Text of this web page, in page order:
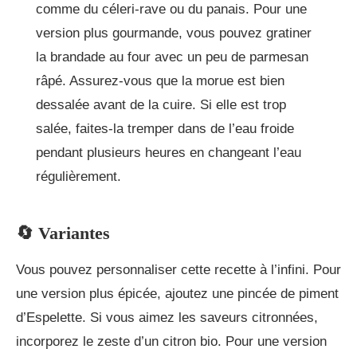
comme du céleri-rave ou du panais. Pour une
version plus gourmande, vous pouvez gratiner
la brandade au four avec un peu de parmesan
râpé. Assurez-vous que la morue est bien
dessalée avant de la cuire. Si elle est trop
salée, faites-la tremper dans de l’eau froide
pendant plusieurs heures en changeant l’eau
régulièrement.
🔄 Variantes
Vous pouvez personnaliser cette recette à l’infini. Pour
une version plus épicée, ajoutez une pincée de piment
d’Espelette. Si vous aimez les saveurs citronnées,
incorporez le zeste d’un citron bio. Pour une version